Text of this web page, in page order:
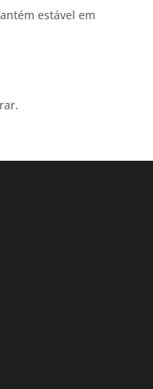
estável em